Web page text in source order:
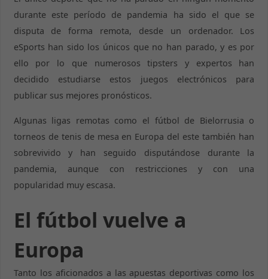
durante este período de pandemia ha sido el que se
disputa de forma remota, desde un ordenador. Los
eSports han sido los únicos que no han parado, y es por
ello por lo que numerosos tipsters y expertos han
decidido estudiarse estos juegos electrónicos para
publicar sus mejores pronósticos.
Algunas ligas remotas como el fútbol de Bielorrusia o
torneos de tenis de mesa en Europa del este también han
sobrevivido y han seguido disputándose durante la
pandemia, aunque con restricciones y con una
popularidad muy escasa.
El fútbol vuelve a
Europa
Tanto los aficionados a las apuestas deportivas como los